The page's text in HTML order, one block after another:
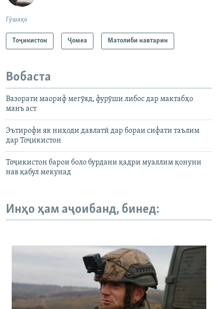
Гӯшаҳо
Тоҷикистон Ҷомeа Матолиби навтарин
Вобаста
Вазорати маориф мегӯяд, фурӯши либос дар мактабҳо
манъ аст
Эътирофи як ниҳоди давлатӣ дар бораи сифати таълим
дар Тоҷикистон
Тоҷикистон барои боло бурдани қадри муаллим қонуни
нав қабул мекунад
Инҳо ҳам аҷоибанд, бинед: